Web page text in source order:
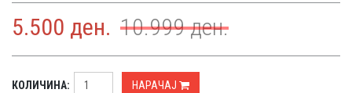
5.500 ден. 10.999ден.
КОЛИЧИНА: НАРАЧАЈ